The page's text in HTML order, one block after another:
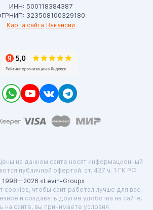
ИНН: 500118384387
323508100329180
Карта сайта Вакансии
на данном сайте носят информационный
публичной офертой. ст. 437 ч. 1 ГК РФ.
1998—2026 «Levin-Group»
cookies, чтобы сайт работал лучше для вас,
и создавать другие удобства на сайте.
на сайте, вы принимаете условия